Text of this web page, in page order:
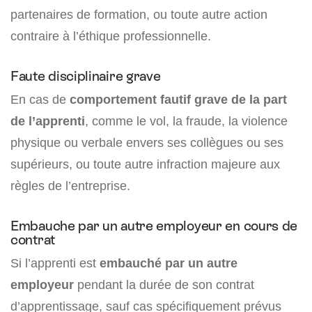
partenaires de formation, ou toute autre action
contraire à l’éthique professionnelle.
Faute disciplinaire grave
En cas de comportement fautif grave de la part
de l’apprenti, comme le vol, la fraude, la violence
physique ou verbale envers ses collègues ou ses
supérieurs, ou toute autre infraction majeure aux
règles de l’entreprise.
Embauche par un autre employeur en cours de
contrat
Si l’apprenti est embauché par un autre
employeur pendant la durée de son contrat
d’apprentissage, sauf cas spécifiquement prévus